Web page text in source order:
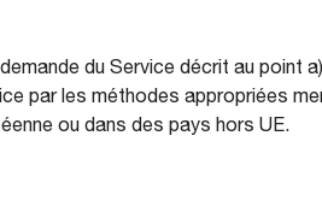
du Service décrit au
par les méthodes appropriées
ou dans des pays hors UE.